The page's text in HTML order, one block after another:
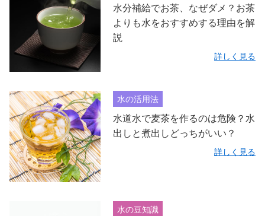
水分補給でお茶、なぜダメ？お茶
よりも水をおすすめする理由を解
説
詳しく見る
水の活用法
水道水で麦茶を作るのは危険？水
出しと煮出しどっちがいい？
詳しく見る
水の豆知識